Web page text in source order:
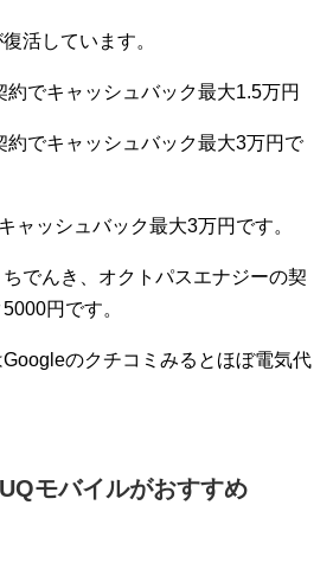
活しています。
約でキャッシュバック最大1.5万円
約でキャッシュバック最大3万円で
ャッシュバック最大3万円です。
ちでんき、オクトパスエナジーの契
円です。
のクチコミみるとほぼ電気代
モバイルがおすすめ